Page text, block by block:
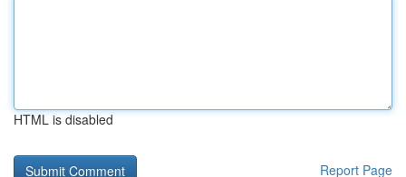
HTML is disabled
Report Page